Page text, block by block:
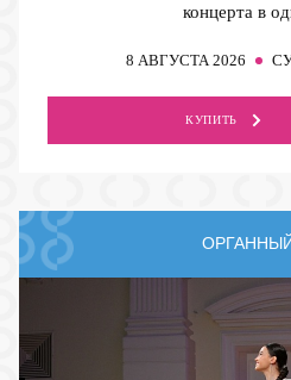
концерта в
8 АВГУСТА 2026
КУПИТЬ